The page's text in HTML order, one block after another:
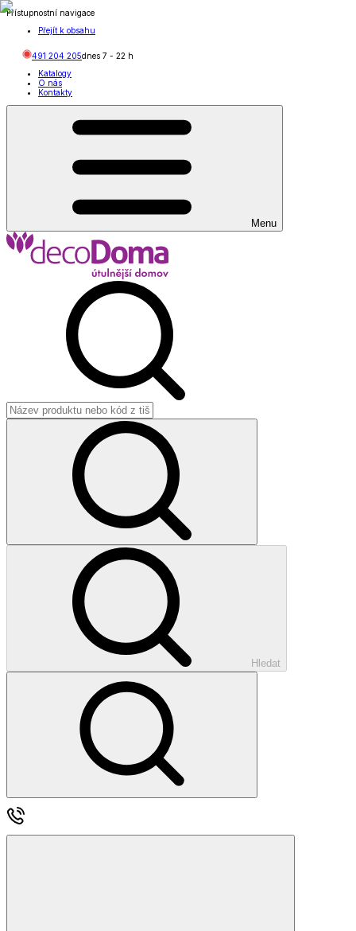
Přístupnostní navigace
Přejít k obsahu
491 204 205dnes 7 - 22 h
Katalogy
O nás
Kontakty
Menu
Hledat